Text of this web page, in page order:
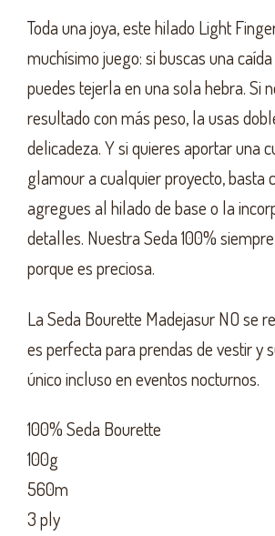
Toda una joya, este hilado Light
muchísimo juego: si buscas una
puedes tejerla en una sola hebra. Si
resultado con más peso, la usas
delicadeza. Y si quieres aportar una
glamour a cualquier proyecto, basta
agregues al hilado de base o la
detalles. Nuestra Seda 100%
porque es preciosa.
La Seda Bourette Madejasur NO se
es perfecta para prendas de vestir y
único incluso en eventos nocturnos.
100% Seda Bourette
100g
560m
3 ply